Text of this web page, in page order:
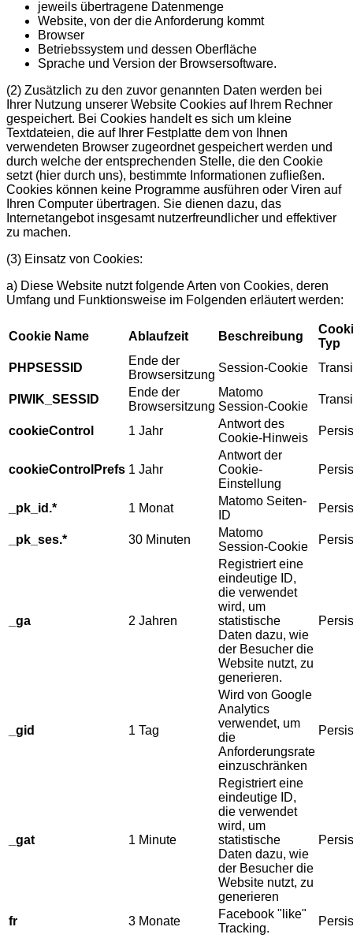
jeweils übertragene Datenmenge
Website, von der die Anforderung kommt
Browser
Betriebssystem und dessen Oberfläche
Sprache und Version der Browsersoftware.
(2) Zusätzlich zu den zuvor genannten Daten werden bei
Ihrer Nutzung unserer Website Cookies auf Ihrem Rechner
gespeichert. Bei Cookies handelt es sich um kleine
Textdateien, die auf Ihrer Festplatte dem von Ihnen
verwendeten Browser zugeordnet gespeichert werden und
durch welche der entsprechenden Stelle, die den Cookie
setzt (hier durch uns), bestimmte Informationen zufließen.
Cookies können keine Programme ausführen oder Viren auf
Ihren Computer übertragen. Sie dienen dazu, das
Internetangebot insgesamt nutzerfreundlicher und effektiver
zu machen.
(3) Einsatz von Cookies:
a) Diese Website nutzt folgende Arten von Cookies, deren
Umfang und Funktionsweise im Folgenden erläutert werden:
Cookie Name Ablaufzeit Beschreibung
Typ
PHPSESSID
Ende der
Browsersitzung
Session-Cookie
PIWIK_SESSID
Ende der
Browsersitzung
Matomo
Session-Cookie
cookieControl 1 Jahr
Antwort des
Cookie-Hinweis
cookieControlPrefs 1 Jahr
Antwort der
Cookie-
Einstellung
_pk_id.* 1 Monat
Matomo Seiten-
ID
_pk_ses.* 30 Minuten
Matomo
Session-Cookie
_ga 2 Jahren
Registriert eine
eindeutige ID,
die verwendet
wird, um
statistische
Daten dazu, wie
der Besucher die
Website nutzt, zu
generieren.
_gid 1 Tag
Wird von Google
Analytics
verwendet, um
die
Anforderungsrate
einzuschränken
_gat 1 Minute
Registriert eine
eindeutige ID,
die verwendet
wird, um
statistische
Daten dazu, wie
der Besucher die
Website nutzt, zu
generieren
fr 3 Monate
Facebook "like"
Tracking.